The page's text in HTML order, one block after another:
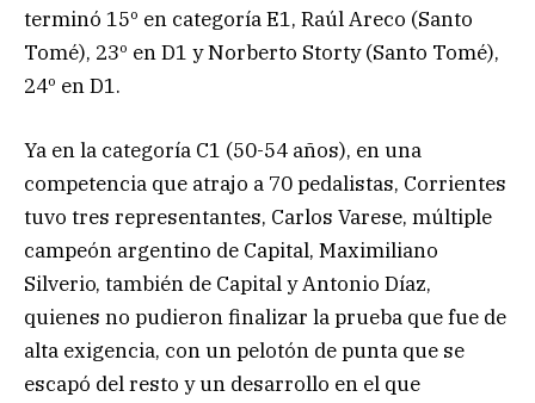
terminó 15º en categoría E1, Raúl Areco (Santo
Tomé), 23º en D1 y Norberto Storty (Santo Tomé),
24º en D1.
Ya en la categoría C1 (50-54 años), en una
competencia que atrajo a 70 pedalistas, Corrientes
tuvo tres representantes, Carlos Varese, múltiple
campeón argentino de Capital, Maximiliano
Silverio, también de Capital y Antonio Díaz,
quienes no pudieron finalizar la prueba que fue de
alta exigencia, con un pelotón de punta que se
escapó del resto y un desarrollo en el que